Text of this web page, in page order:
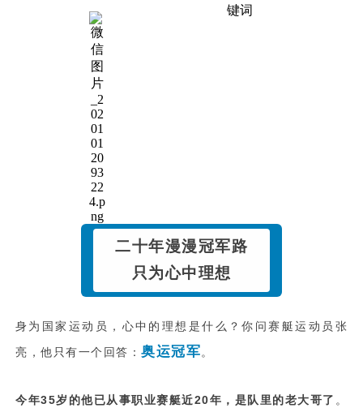
二十年漫漫冠军路
只为心中理想
身为国家运动员，心中的理想是什么？你问赛艇运动员张
亮，他只有一个回答： 奥运冠军。
今年35岁的他已从事职业赛艇近20年，是队里的老大哥了 。